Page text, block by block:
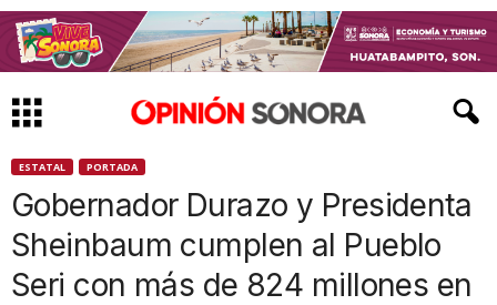
ESTATAL PORTADA
Gobernador Durazo y Presidenta
Sheinbaum cumplen al Pueblo
Seri con más de 824 millones en